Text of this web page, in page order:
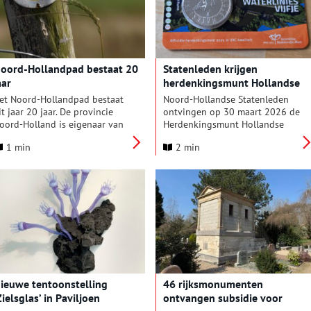
massaal Keti Koti wordt gevierd.
klinkt de roep om er een
nationale feestdag van te
steeds luider. Het
geldt niet
als exclusief zwarte
maar als een
verleden van ons
Toch ging aan dat
een lange weg vooraf.
Hollandpad bestaat 20
Noord-Hollandpad bestaat
jaar 20 jaar. De provincie
Holland is eigenaar van
284 kilometer, die in 16
loopt langs duinen,
bloembollenvelden, molens en
heide. Het pad wordt beheerd
en onderhouden door Recreatie
Noord-Holland, in opdracht van
de provincie.
1 min
Statenleden krijgen
herdenkingsmunt Hollandse
Waterlinies
Noord-Hollandse Statenleden
ontvingen op 30 maart 2026 de
Herdenkingsmunt Hollandse
Gemeenschappelijk Orgaan
2 min
tentoonstelling
in Paviljoen
46 rijksmonumenten
ontvangen subsidie voor